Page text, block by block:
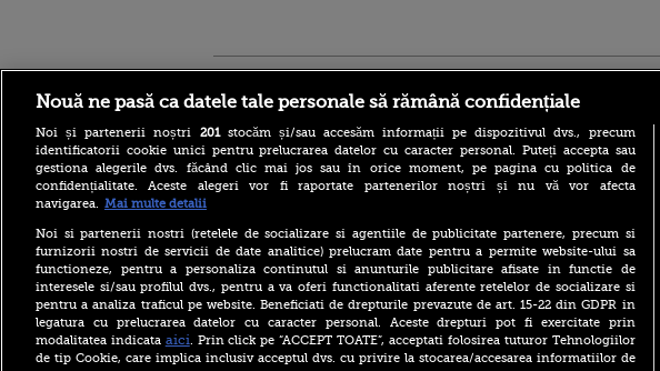
negre” ia amploare în Rusia.
„Găsește-ți un soldat și când
va fi ucis vei primi 8
milioane de ruble”
Aflat în SUA, ministrul
britanic de Externe a evitat
să spună dacă îl mai
consideră pe Trump „idiot,
Nouă ne pasă ca datele tale personale să rămână confidențiale
Noi și partenerii noștri 201stocăm și/sau accesăm informații pe dispozitivul dvs., precum
identificatorii cookie unici pentru prelucrarea datelor cu caracter personal. Puteți accepta sau
gestiona alegerile dvs. făcând clic mai jos sau în orice moment, pe pagina cu politica de
confidențialitate. Aceste alegeri vor fi raportate partenerilor noștri și nu vă vor afecta
navigarea. Mai multe detalii
Noi si partenerii nostri (retelele de socializare si agentiile de publicitate partenere, precum si
furnizorii nostri de servicii de date analitice) prelucram date pentru a permite website-ului sa
functioneze, pentru a personaliza continutul si anunturile publicitare afisate in functie de
interesele si/sau profilul dvs., pentru a va oferi functionalitati aferente retelelor de socializare si
pentru a analiza traficul pe website. Beneficiati de drepturile prevazute de art. 15-22 din GDPR in
legatura cu prelucrarea datelor cu caracter personal. Aceste drepturi pot fi exercitate prin
modalitatea indicata aici. Prin click pe “ACCEPT TOATE”, acceptati folosirea tuturor Tehnologiilor
de tip Cookie, care implica inclusiv acceptul dvs. cu privire la stocarea/accesarea informatiilor de